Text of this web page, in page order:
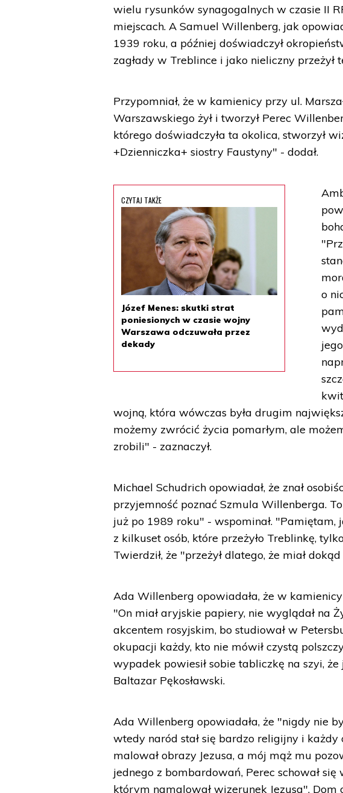
wielu rysunków synagogalnych w czasie II
miejscach. A Samuel Willenberg, jak
1939 roku, a później doświadczył
zagłady w Treblince i jako nieliczny przeżył
Przypomniał, że w kamienicy przy ul.
Warszawskiego żył i tworzył Perec
którego doświadczyła ta okolica, stworzył
+Dzienniczka+ siostry Faustyny" - dodał.
CZYTAJ TAKŻE
Józef Menes: skutki strat
poniesionych w czasie wojny
Warszawa odczuwała przez
dekady
o
wojną, która wówczas była drugim
możemy zwrócić życia pomarłym, ale
zrobili" - zaznaczył.
Michael Schudrich opowiadał, że znał
przyjemność poznać Szmula Willenberga.
już po 1989 roku" - wspominał. "Pamiętam,
z kilkuset osób, które przeżyło Treblinkę,
Twierdził, że "przeżył dlatego, że miał
Ada Willenberg opowiadała, że w
"On miał aryjskie papiery, nie wyglądał na
akcentem rosyjskim, bo studiował w
okupacji każdy, kto nie mówił czystą
wypadek powiesił sobie tabliczkę na szyi,
Baltazar Pękosławski.
Ada Willenberg opowiadała, że "nigdy nie
wtedy naród stał się bardzo religijny i
malował obrazy Jezusa, a mój mąż mu
jednego z bombardowań, Perec schował
którym namalował wizerunek Jezusa".